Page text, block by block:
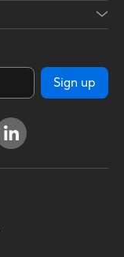
Sign up